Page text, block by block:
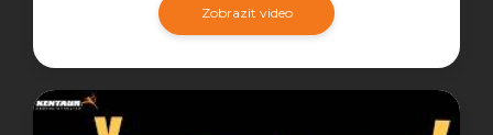
Zobrazit video